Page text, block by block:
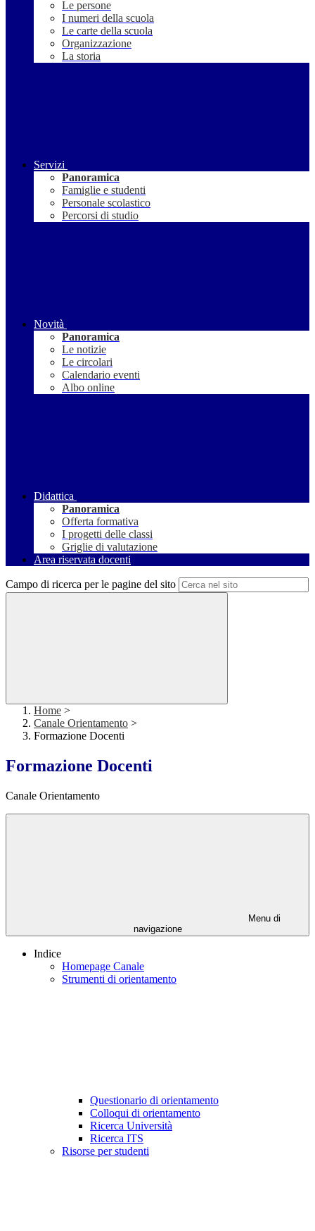
Le persone
I numeri della scuola
Le carte della scuola
Organizzazione
La storia
Servizi
Panoramica
Famiglie e studenti
Personale scolastico
Percorsi di studio
Novità
Panoramica
Le notizie
Le circolari
Calendario eventi
Albo online
Didattica
Panoramica
Offerta formativa
I progetti delle classi
Griglie di valutazione
Area riservata docenti
Campo di ricerca per le pagine del sito
Home >
Canale Orientamento >
Formazione Docenti
Formazione Docenti
Canale Orientamento
Menu di
navigazione
Indice
Homepage Canale
Strumenti di orientamento
Questionario di orientamento
Colloqui di orientamento
Ricerca Università
Ricerca ITS
Risorse per studenti